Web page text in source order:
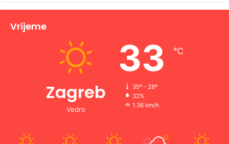
Vrijeme
Zagreb
Vedro
33 ℃
35º - 28º
32%
1.36 km/h